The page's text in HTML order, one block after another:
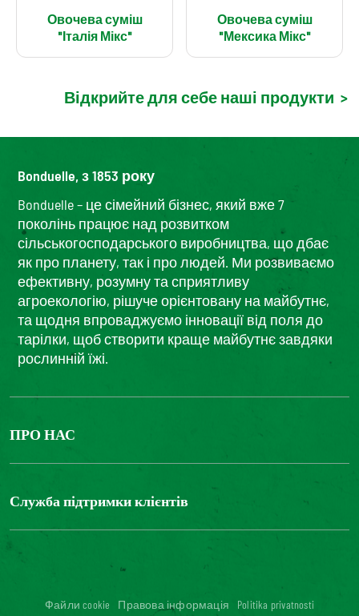
Овочева суміш
"Італія Мікс"
Овочева суміш
"Мексика Мікс"
Відкрийте для себе наші продукти >
Bonduelle, з 1853 року
Bonduelle – це сімейний бізнес, який вже 7
поколінь працює над розвитком
сільськогосподарського виробництва, що дбає
як про планету, так і про людей. Ми розвиваємо
ефективну, розумну та сприятливу
агроекологію, рішуче орієнтовану на майбутнє,
та щодня впроваджуємо інновації від поля до
тарілки, щоб створити краще майбутнє завдяки
рослинній їжі.
ПРО НАС
The Bonduelle group
Служба підтримки клієнтів
Зв'яжіться з нами
Цифрова доступність: невідповідність
Файли cookie Правова інформація Politika privatnosti